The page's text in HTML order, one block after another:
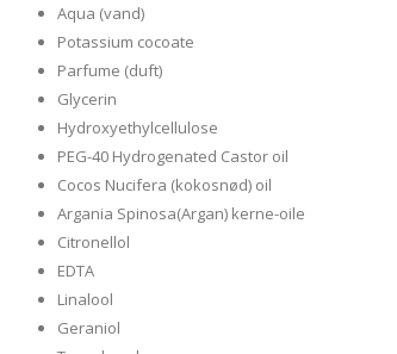
Aqua (vand)
Potassium cocoate
Parfume (duft)
Glycerin
Hydroxyethylcellulose
PEG-40 Hydrogenated Castor oil
Cocos Nucifera (kokosnød) oil
Argania Spinosa(Argan) kerne-oile
Citronellol
EDTA
Linalool
Geraniol